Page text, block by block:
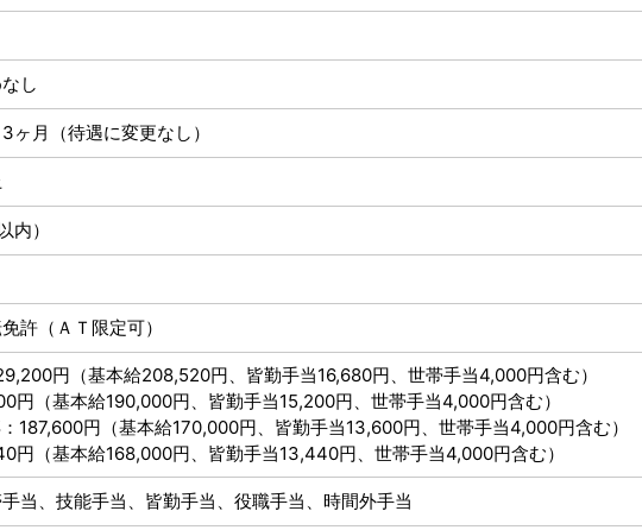
し
月（待遇に変更なし）
内）
許（ＡＴ限定可）
円（基本給208,520円、皆勤手当16,680円、世帯手当4,000円含む）
円（基本給190,000円、皆勤手当15,200円、世帯手当4,000円含む）
187,600円（基本給170,000円、皆勤手当13,600円、世帯手当4,000円含む）
円（基本給168,000円、皆勤手当13,440円、世帯手当4,000円含む）
当、技能手当、皆勤手当、役職手当、時間外手当